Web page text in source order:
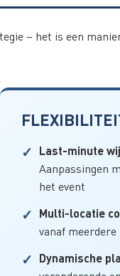
– het is een
Last-minute
Aanpassingen
het event
Multi-locatie
vanaf
Dynamische